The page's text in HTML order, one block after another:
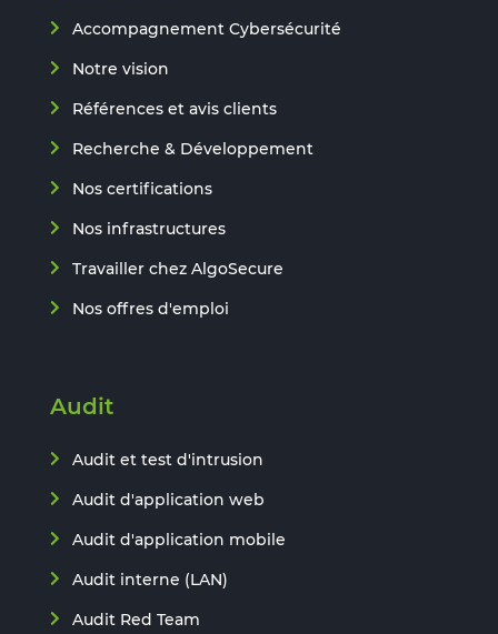
Accompagnement Cybersécurité
Notre vision
Références et avis clients
Recherche & Développement
Nos certifications
Nos infrastructures
Travailler chez AlgoSecure
Nos offres d'emploi
Audit
Audit et test d'intrusion
Audit d'application web
Audit d'application mobile
Audit interne (LAN)
Audit Red Team